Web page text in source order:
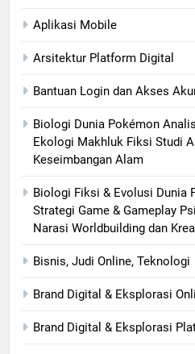
Aplikasi Mobile
Arsitektur Platform Digital
Bantuan Login dan Akses
Biologi Dunia Pokémon
Ekologi Makhluk Fiksi Studi
Keseimbangan Alam
Biologi Fiksi & Evolusi Dunia
Strategi Game & Gameplay
Narasi Worldbuilding dan
Bisnis, Judi Online, Teknologi
Brand Digital & Eksplorasi
Brand Digital & Eksplorasi